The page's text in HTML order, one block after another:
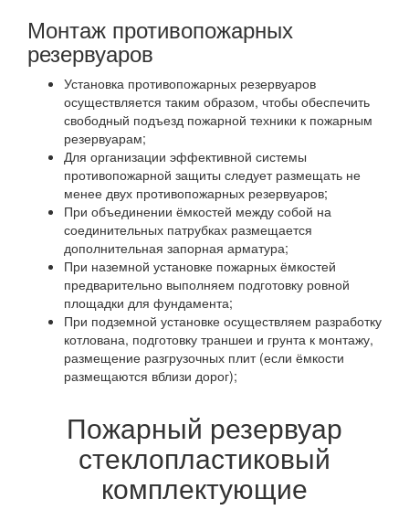
Монтаж противопожарных
резервуаров
Установка противопожарных резервуаров
осуществляется таким образом, чтобы обеспечить
свободный подъезд пожарной техники к пожарным
резервуарам;
Для организации эффективной системы
противопожарной защиты следует размещать не
менее двух противопожарных резервуаров;
При объединении ёмкостей между собой на
соединительных патрубках размещается
дополнительная запорная арматура;
При наземной установке пожарных ёмкостей
предварительно выполняем подготовку ровной
площадки для фундамента;
При подземной установке осуществляем разработку
котлована, подготовку траншеи и грунта к монтажу,
размещение разгрузочных плит (если ёмкости
размещаются вблизи дорог);
Пожарный резервуар
стеклопластиковый
комплектующие